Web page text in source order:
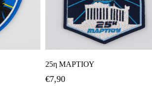
25η ΜΑΡΤΙΟΥ
€7,90